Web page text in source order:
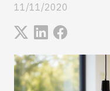
11/11/2020